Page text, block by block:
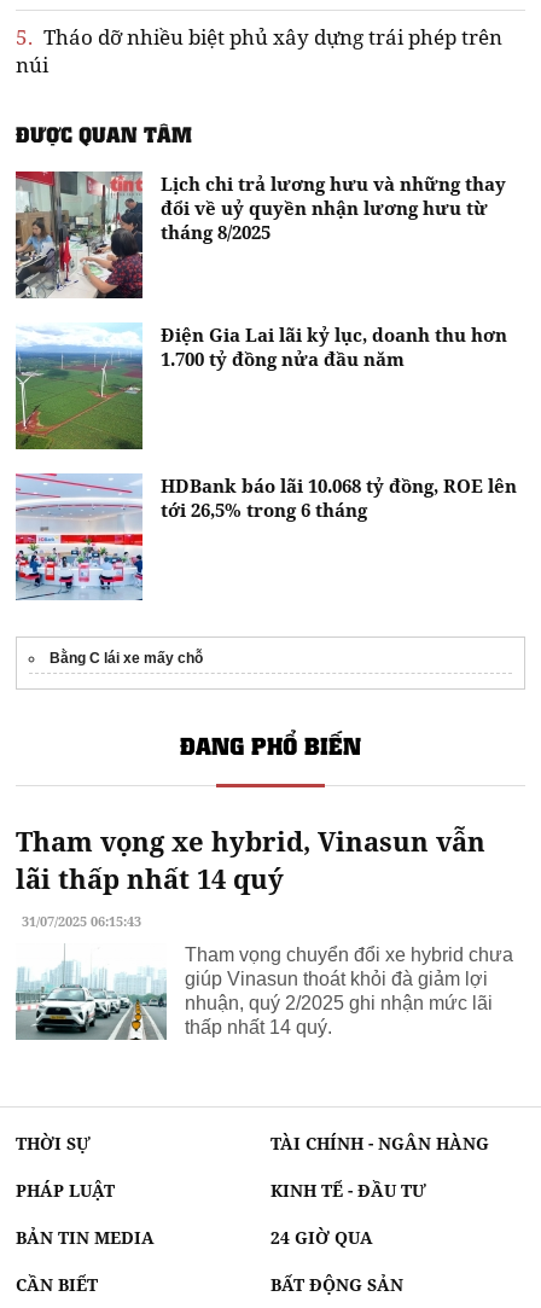
5. Tháo dỡ nhiều biệt phủ xây dựng trái phép trên
núi
ĐƯỢC QUAN TÂM
Lịch chi trả lương hưu và những thay
đổi về uỷ quyền nhận lương hưu từ
tháng 8/2025
Điện Gia Lai lãi kỷ lục, doanh thu hơn
1.700 tỷ đồng nửa đầu năm
HDBank báo lãi 10.068 tỷ đồng, ROE lên
tới 26,5% trong 6 tháng
Bằng C lái xe mấy chỗ
ĐANG PHỔ BIẾN
Tham vọng xe hybrid, Vinasun vẫn
lãi thấp nhất 14 quý
31/07/2025 06:15:43
Tham vọng chuyển đổi xe hybrid chưa
giúp Vinasun thoát khỏi đà giảm lợi
nhuận, quý 2/2025 ghi nhận mức lãi
thấp nhất 14 quý.
THỜI SỰ TÀI CHÍNH - NGÂN HÀNG
PHÁP LUẬT KINH TẾ - ĐẦU TƯ
BẢN TIN MEDIA 24 GIỜ QUA
CẦN BIẾT BẤT ĐỘNG SẢN